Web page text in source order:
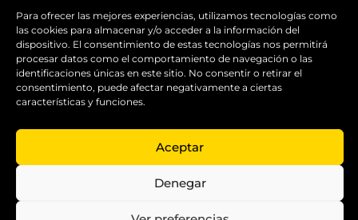
Para ofrecer las mejores experiencias, utilizamos tecnologías como
las cookies para almacenar y/o acceder a la información del
dispositivo. El consentimiento de estas tecnologías nos permitirá
procesar datos como el comportamiento de navegación o las
identificaciones únicas en este sitio. No consentir o retirar el
consentimiento, puede afectar negativamente a ciertas
características y funciones.
Aceptar
Denegar
deportivos
para todas las
disciplinas,
garantizando
la calidad y el
servicio.
Copyright ©
Solutions